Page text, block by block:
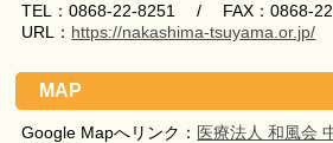
TEL：0868-22-8251 / FAX：0868-
URL： https://nakashima-tsuyama.or.jp/
MAP
Google Mapへリンク： 医療法人 和風会